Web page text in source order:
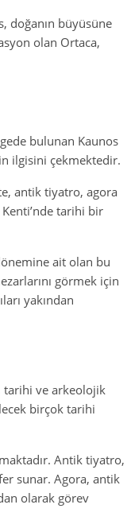
doğanın büyüsüne
olan Ortaca,
bulunan Kaunos
ilgisini çekmektedir.
antik tiyatro, agora
tarihi bir
ait olan bu
görmek için
yakından
tarihi ve arkeolojik
birçok tarihi
Antik tiyatro,
sunar. Agora, antik
olarak görev